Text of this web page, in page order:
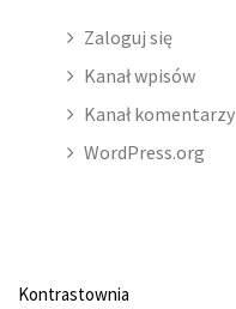
Zaloguj się
Kanał wpisów
Kanał komentarzy
WordPress.org
Kontrastownia